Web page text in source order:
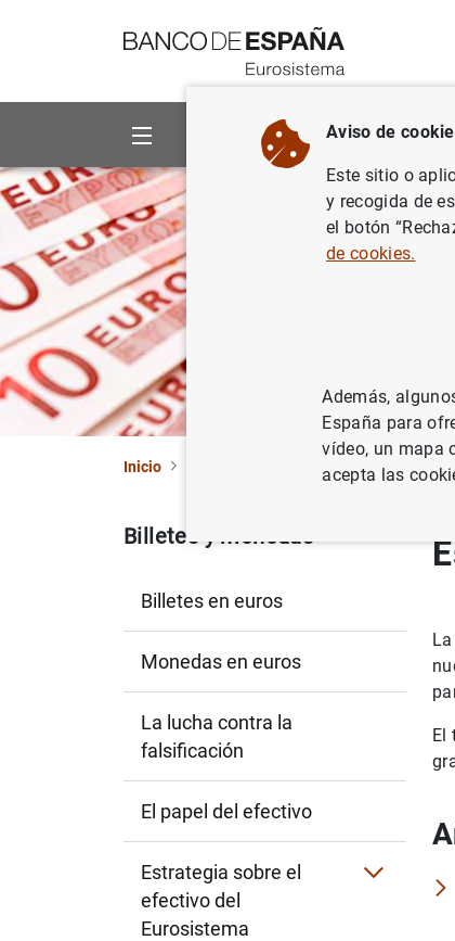
Sobre el Banco Áreas
Inicio Billetes y
Billetes y monedas
Billetes en euros
Monedas en euros
La lucha contra la
falsificación
El papel del efectivo
Estrategia sobre el
efectivo del
Eurosistema
Cashback y cash-in-shop
El
Aviso de
Este sitio o
y recogida de
el botón
de cookies.
Además,
España para
vídeo, un mapa
acepta las